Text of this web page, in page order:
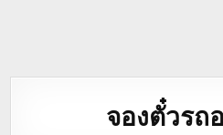
จองตั๋วรถ